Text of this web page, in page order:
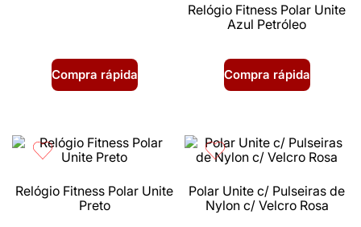
Compra rápida
Relógio Fitness Polar Unite
Azul Petróleo
Compra rápida
Relógio Fitness Polar Unite
Preto
Polar Unite c/ Pulseiras de
Nylon c/ Velcro Rosa